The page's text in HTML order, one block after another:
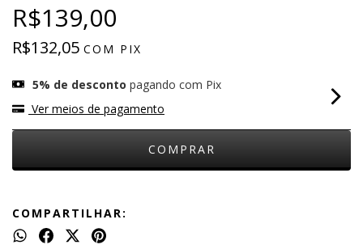
R$139,00
R$132,05 COM PIX
5% de desconto pagando com Pix
Ver meios de pagamento
COMPARTILHAR: